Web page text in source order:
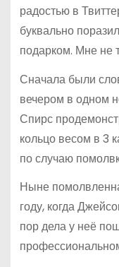
радостью в
буквально
подарком. Мне не
Сначала были
вечером в одном
Спирс
кольцо весом в 3
по случаю
Ныне
году, когда
пор дела у неё